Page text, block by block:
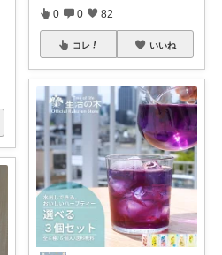
0 0 82
コレ いいね